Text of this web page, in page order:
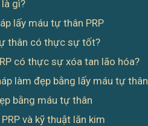
là gì?
lấy máu tự thân PRP
thân có thực sự tốt?
có thực sự xóa tan lão hóa?
làm đẹp bằng lấy máu tự thân
bằng máu tự thân
và kỹ thuật lăn kim